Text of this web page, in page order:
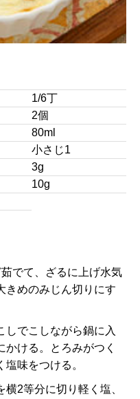
1/6丁
2個
80ml
小さじ1
3g
10g
でて、ざるに上げ水気
きめのみじん切りにす
しでこしながら鍋に入
ける。とろみがつく
味をつける。
2等分に切り軽く塩、